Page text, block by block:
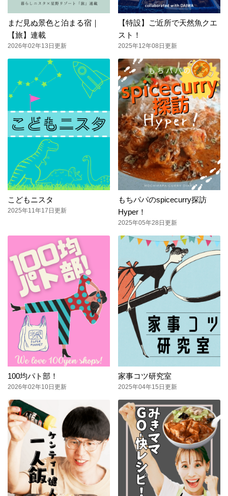
まだ見ぬ景色と泊まる宿｜
【旅】連載
2026年02年13日更新
【特設】ご近所で天然魚クエ
スト！
2025年12年08日更新
こどもニスタ
2025年11年17日更新
もちパパのspicecurry探訪
Hyper！
2025年05年28日更新
100均パト部！
2026年02年10日更新
家事コツ研究室
2025年04年15日更新